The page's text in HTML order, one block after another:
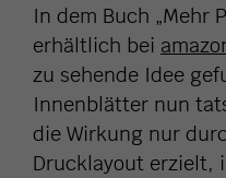
In dem Buch „Mehr
erhältlich bei
zu sehende Idee
Innenblätter nun
die Wirkung nur
Drucklayout erzielt,